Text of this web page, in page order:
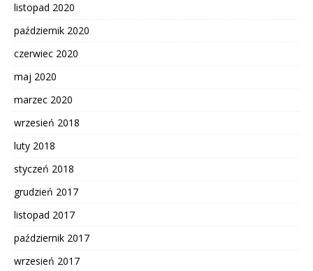
listopad 2020
październik 2020
czerwiec 2020
maj 2020
marzec 2020
wrzesień 2018
luty 2018
styczeń 2018
grudzień 2017
listopad 2017
październik 2017
wrzesień 2017